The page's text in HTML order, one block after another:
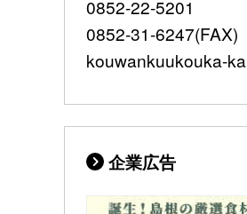
0852-22-5201
0852-31-6247(FAX)
kouwankuukouka-
企業広告